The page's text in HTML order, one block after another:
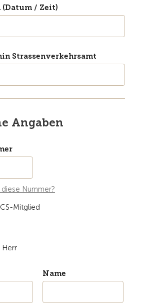
/ Zeit)
Strassenverkehrsamt
Angaben
Nummer?
Mitglied
Herr
Name